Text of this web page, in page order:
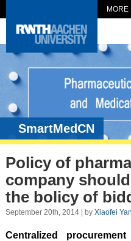
MORE
SmartMedCN
Policy of
company
the bolicy of
September 20th, 2014 | by Xiaofei
Centralized